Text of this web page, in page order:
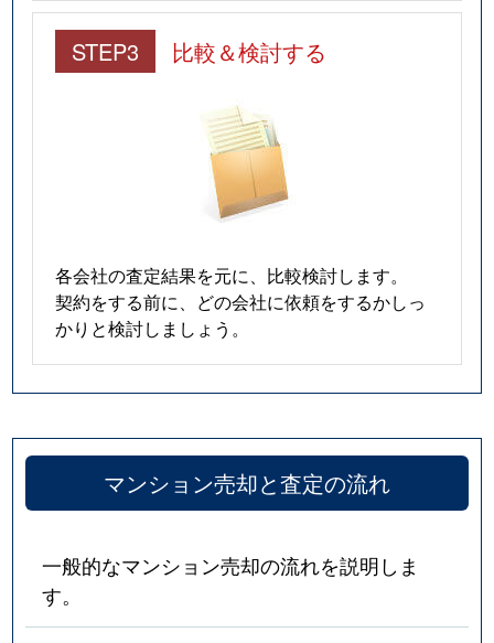
STEP3 比較＆検討する
各会社の査定結果を元に、比較検討します。
契約をする前に、どの会社に依頼をするかしっ
かりと検討しましょう。
マンション売却と査定の流れ
一般的なマンション売却の流れを説明しま
す。